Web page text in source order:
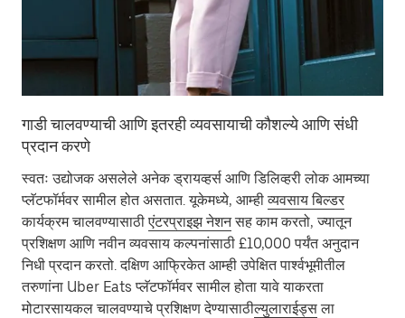
गाडी चालवण्याची आणि इतरही व्यवसायाची कौशल्ये आणि संधी
प्रदान करणे
स्वतः उद्योजक असलेले अनेक ड्रायव्हर्स आणि डिलिव्हरी लोक आमच्या
प्लॅटफॉर्मवर सामील होत असतात. यूकेमध्ये, आम्हीव्यवसाय बिल्डर
कार्यक्रम चालवण्यासाठीएंटरप्राइझ नेशनसह काम करतो, ज्यातून
प्रशिक्षण आणि नवीन व्यवसाय कल्पनांसाठी £10,000 पर्यंत अनुदान
निधी प्रदान करतो. दक्षिण आफ्रिकेत आम्ही उपेक्षित पार्श्वभूमीतील
तरुणांना Uber Eats प्लॅटफॉर्मवर सामील होता यावे याकरता
मोटारसायकल चालवण्याचे प्रशिक्षण देण्यासाठील्युलाराईड्सला